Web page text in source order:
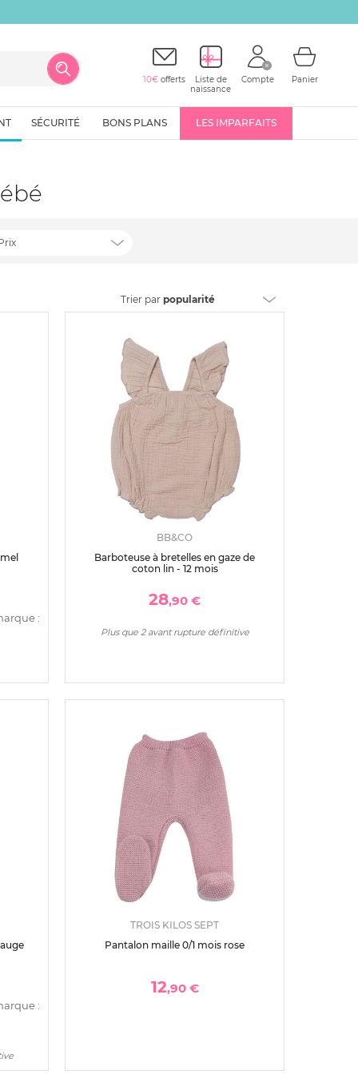
10€ offerts
Liste de
naissance
Compte Panier
SÉCURITÉ BONS PLANS LES IMPARFAITS
Trier par popularité
:
BB&CO
Barboteuse à bretelles en gaze de
coton lin - 12 mois
28,90 €
Plus que 2 avant rupture définitive
:
TROIS KILOS SEPT
Pantalon maille 0/1 mois rose
12,90 €